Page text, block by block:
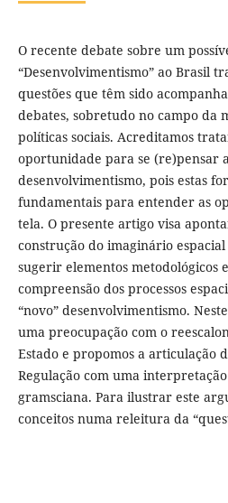
O recente debate sobre um
“Desenvolvimentismo” ao Brasil
questões que têm sido
debates, sobretudo no campo da
políticas sociais. Acreditamos
oportunidade para se (re)pensar
desenvolvimentismo, pois estas
fundamentais para entender as
tela. O presente artigo visa
construção do imaginário
sugerir elementos metodológicos
compreensão dos processos
“novo” desenvolvimentismo.
uma preocupação com o
Estado e propomos a articulação
Regulação com uma
gramsciana. Para ilustrar este
conceitos numa releitura da